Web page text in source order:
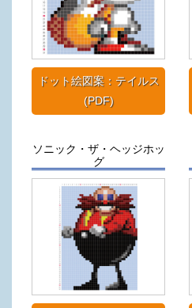
ドット絵図案：テイルス
(PDF)
ソニック・ザ・ヘッジホッ
グ